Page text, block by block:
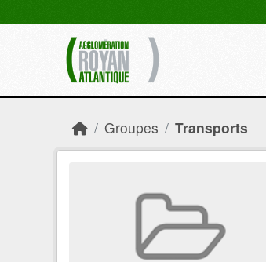
Groupes Transports